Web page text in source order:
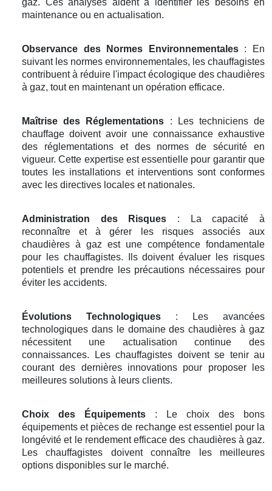
gaz. Ces analyses aident à identifier les besoins en
maintenance ou en actualisation.
Observance des Normes Environnementales: En
suivant les normes environnementales, les chauffagistes
contribuent à réduire l'impact écologique des chaudières
à gaz, tout en maintenant un opération efficace.
Maîtrise des Réglementations : Les techniciens de
chauffage doivent avoir une connaissance exhaustive
des réglementations et des normes de sécurité en
vigueur. Cette expertise est essentielle pour garantir que
toutes les installations et interventions sont conformes
avec les directives locales et nationales.
Administration des Risques : La capacité à
reconnaître et à gérer les risques associés aux
chaudières à gaz est une compétence fondamentale
pour les chauffagistes. Ils doivent évaluer les risques
potentiels et prendre les précautions nécessaires pour
éviter les accidents.
Évolutions Technologiques : Les avancées
technologiques dans le domaine des chaudières à gaz
nécessitent une actualisation continue des
connaissances. Les chauffagistes doivent se tenir au
courant des dernières innovations pour proposer les
meilleures solutions à leurs clients.
Choix des Équipements : Le choix des bons
équipements et pièces de rechange est essentiel pour la
longévité et le rendement efficace des chaudières à gaz.
Les chauffagistes doivent connaître les meilleures
options disponibles sur le marché.